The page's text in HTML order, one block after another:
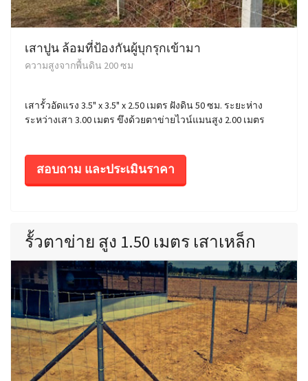
เสาปูน ล้อมที่ป้องกันผู้บุกรุกเข้ามา
ความสูงจากพื้นดิน 200 ซม
เสารั้วอัดแรง 3.5" x 3.5" x 2.50 เมตร ฝังดิน 50 ซม. ระยะห่าง
ระหว่างเสา 3.00 เมตร ขึงด้วยตาข่ายไวน์แมนสูง 2.00 เมตร
สอบถาม และประเมินราคา
รั้วตาข่าย สูง 1.50 เมตร เสาเหล็ก